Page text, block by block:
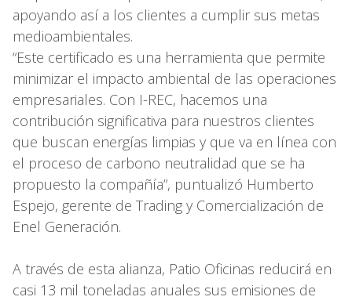
apoyando así a los clientes a cumplir sus metas
medioambientales.
“Este certificado es una herramienta que permite
minimizar el impacto ambiental de las operaciones
empresariales. Con I-REC, hacemos una
contribución significativa para nuestros clientes
que buscan energías limpias y que va en línea con
el proceso de carbono neutralidad que se ha
propuesto la compañía”, puntualizó Humberto
Espejo, gerente de Trading y Comercialización de
Enel Generación.
A través de esta alianza, Patio Oficinas reducirá en
casi 13 mil toneladas anuales sus emisiones de